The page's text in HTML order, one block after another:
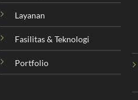
Layanan
Fasilitas & Teknologi
Portfolio